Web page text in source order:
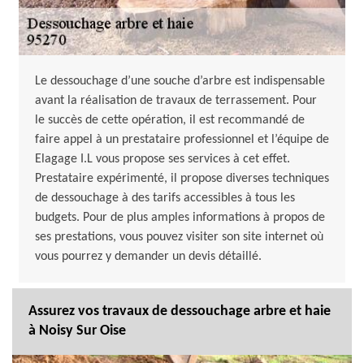
Le dessouchage d’une souche d’arbre est indispensable
avant la réalisation de travaux de terrassement. Pour
le succès de cette opération, il est recommandé de
faire appel à un prestataire professionnel et l’équipe de
Elagage I.L vous propose ses services à cet effet.
Prestataire expérimenté, il propose diverses techniques
de dessouchage à des tarifs accessibles à tous les
budgets. Pour de plus amples informations à propos de
ses prestations, vous pouvez visiter son site internet où
vous pourrez y demander un devis détaillé.
Assurez vos travaux de dessouchage arbre et haie
à Noisy Sur Oise